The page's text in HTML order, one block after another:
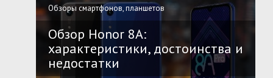
Обзоры смартфонов, планшетов
Обзор Honor 8A:
характеристики, достоинства и
недостатки